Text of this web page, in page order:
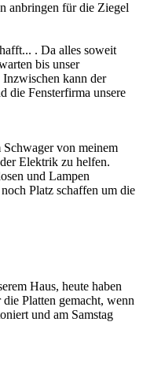
anbringen für die Ziegel
. Da alles soweit
bis unser
kann der
die Fensterfirma unsere
von meinem
Elektrik zu helfen.
und Lampen
Platz schaffen um die
Haus, heute haben
Platten gemacht, wenn
und am Samstag